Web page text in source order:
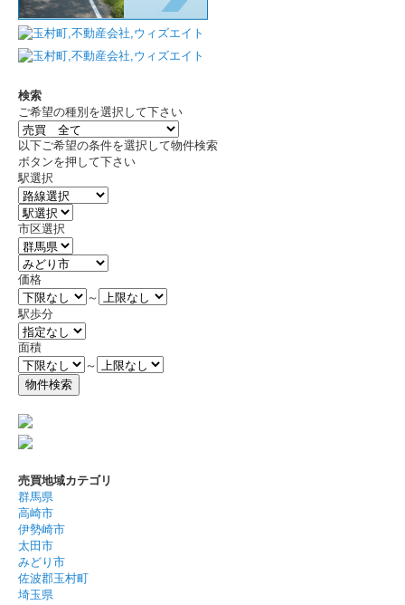
検索
ご希望の種別を選択して下さい
以下ご希望の条件を選択して物件検索
ボタンを押して下さい
駅選択
市区選択
価格
～
駅歩分
面積
～
売買地域カテゴリ
群馬県
高崎市
伊勢崎市
太田市
みどり市
佐波郡玉村町
埼玉県